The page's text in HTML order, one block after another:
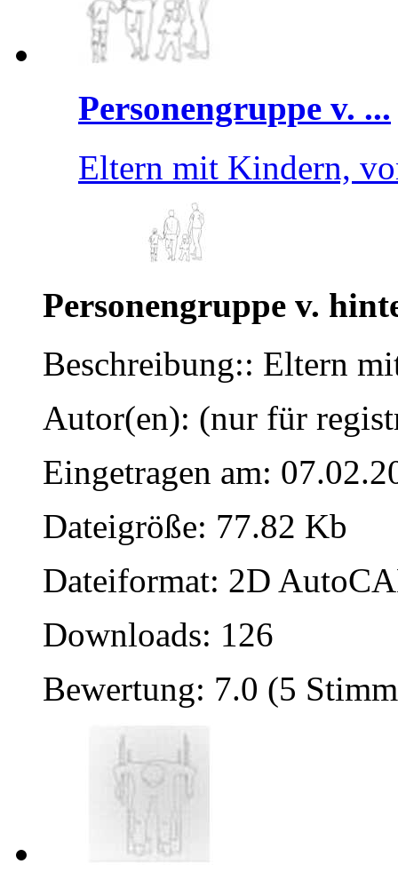
Personengruppe v. ...
Eltern mit Kindern,
Personengruppe v.
Beschreibung:: Eltern
Autor(en): (nur für
Eingetragen am:
Dateigröße: 77.82 Kb
Dateiformat: 2D
Downloads: 126
Bewertung: 7.0 (5